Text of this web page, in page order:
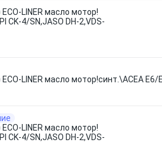
ECO-LINER масло мотор!
CK-4/SN,JASO DH-2,VDS-
ECO-LINER масло мотор!синт.\ACEA
ECO-LINER масло мотор!
CK-4/SN,JASO DH-2,VDS-